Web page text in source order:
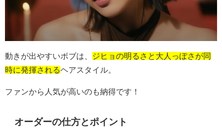
動きが出やすいボブは、
ジヒョの明るさと大人っぽさが同
時に発揮されるヘアスタイル。
ファンから人気が高いのも納得です！
オーダーの仕方とポイント